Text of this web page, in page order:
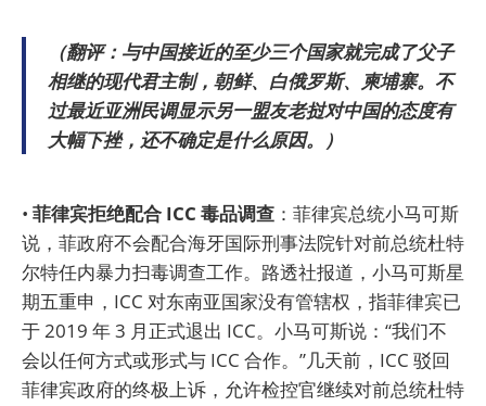
（翻评：与中国接近的至少三个国家就完成了父子
相继的现代君主制，朝鲜、白俄罗斯、柬埔寨。不
过最近亚洲民调显示另一盟友老挝对中国的态度有
大幅下挫，还不确定是什么原因。）
• 菲律宾拒绝配合 ICC 毒品调查 ：菲律宾总统小马可斯
说，菲政府不会配合海牙国际刑事法院针对前总统杜特
尔特任内暴力扫毒调查工作。路透社报道，小马可斯星
期五重申，ICC 对东南亚国家没有管辖权，指菲律宾已
于 2019 年 3 月正式退出 ICC。小马可斯说：“我们不
会以任何方式或形式与 ICC 合作。”几天前，ICC 驳回
菲律宾政府的终极上诉，允许检控官继续对前总统杜特